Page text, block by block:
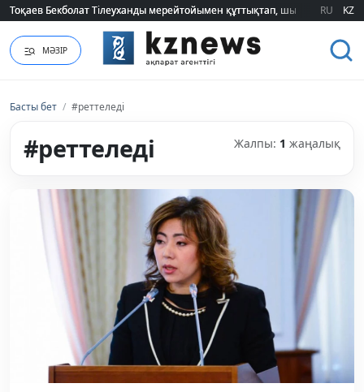
Тоқаев Бекболат Тілеуханды мерейтойымен құттықтап, шығармашылық
Тоқаев Бекболат Тілеуханды мерейтойымен құттықтап, шығармашылық
RU KZ
МӘЗІР
Басты бет / #реттеледі
#реттеледі Жалпы: 1 жаңалық